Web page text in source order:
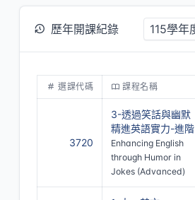
歷年開課紀錄
選課代碼 課程名稱
3720
3-透過笑話與幽默
精進英語實力-進階
Enhancing English
through Humor in
Jokes (Advanced)